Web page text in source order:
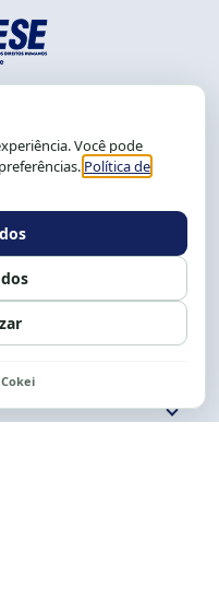
Graça
9 9239-2104 ou 2105
e 13 às 17h.
Fale conosco